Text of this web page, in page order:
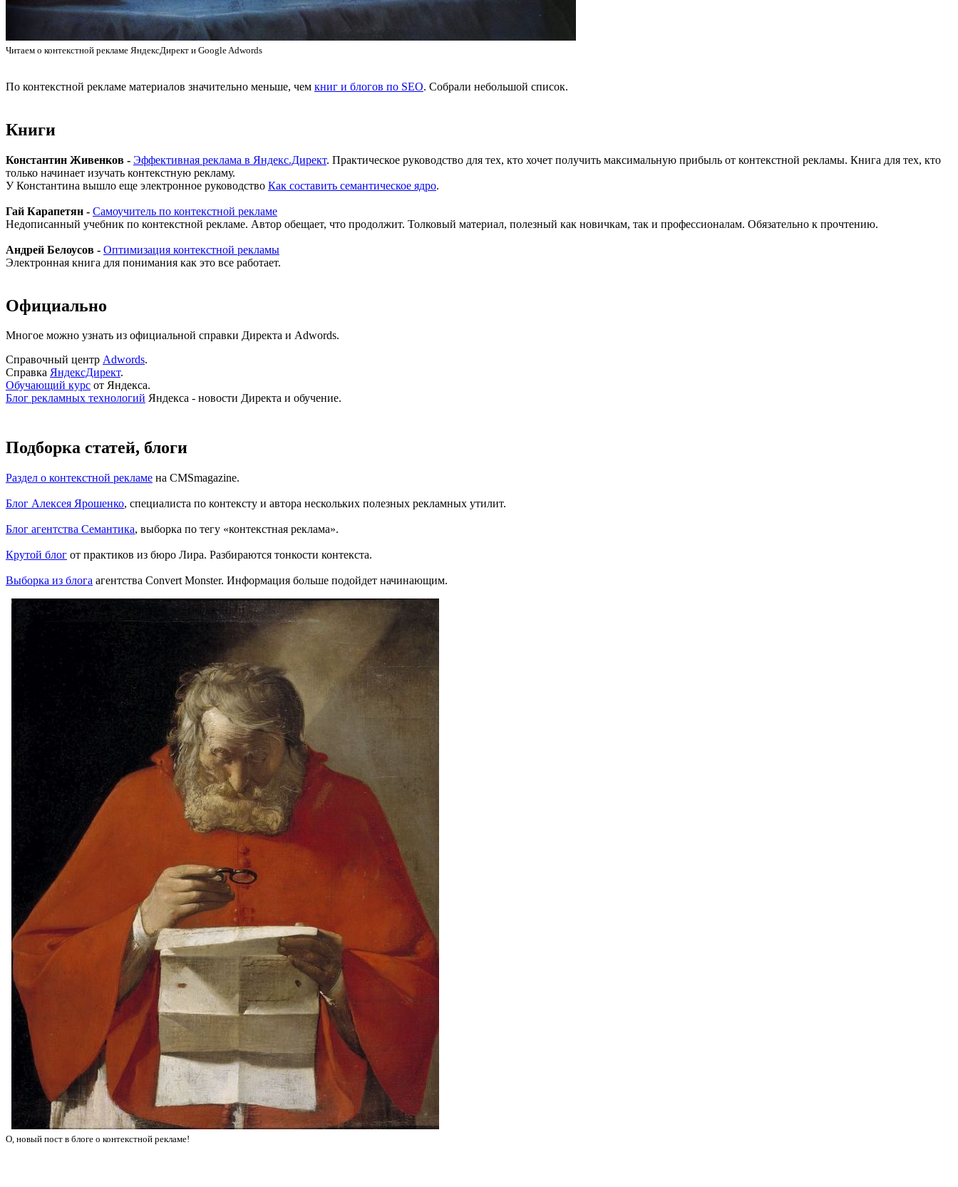
Читаем о контекстной рекламе ЯндексДирект и Google Adwords
По контекстной рекламе материалов значительно меньше, чем книг и блогов по SEO. Собрали небольшой список.
Книги
Константин Живенков - Эффективная реклама в Яндекс.Директ. Практическое руководство для тех, кто хочет получить максимальную прибыль от контекстной рекламы. Книга для тех, кто
только начинает изучать контекстную рекламу.
У Константина вышло еще электронное руководство Как составить семантическое ядро.
Гай Карапетян - Самоучитель по контекстной рекламе
Недописанный учебник по контекстной рекламе. Автор обещает, что продолжит. Толковый материал, полезный как новичкам, так и профессионалам. Обязательно к прочтению.
Андрей Белоусов - Оптимизация контекстной рекламы
Электронная книга для понимания как это все работает.
Официально
Многое можно узнать из официальной справки Директа и Adwords.
Справочный центр Adwords.
Справка ЯндексДирект.
Обучающий курс от Яндекса.
Блог рекламных технологий Яндекса - новости Директа и обучение.
Подборка статей, блоги
Раздел о контекстной рекламе на CMSmagazine.
Блог Алексея Ярошенко, специалиста по контексту и автора нескольких полезных рекламных утилит.
Блог агентства Семантика, выборка по тегу «контекстная реклама».
Крутой блог от практиков из бюро Лира. Разбираются тонкости контекста.
Выборка из блога агентства Convert Monster. Информация больше подойдет начинающим.
О, новый пост в блоге о контекстной рекламе!